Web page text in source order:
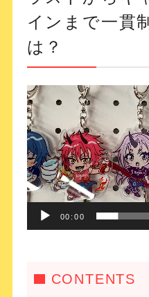
インまで一貫
は？
動
画
プ
レ
ー
ヤ
ー
00:00
CONTENTS